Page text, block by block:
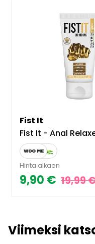
Fist It
Fist It - Anal Relaxer & Numbing
Hinta alkaen
9,90 € 19,99
Viimeksi